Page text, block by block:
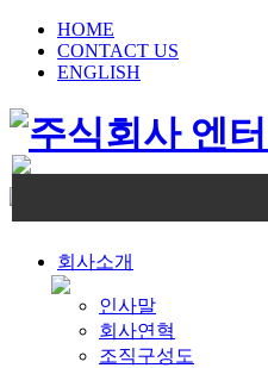
HOME
CONTACT US
ENGLISH
회사소개
인사말
회사연혁
조직구성도